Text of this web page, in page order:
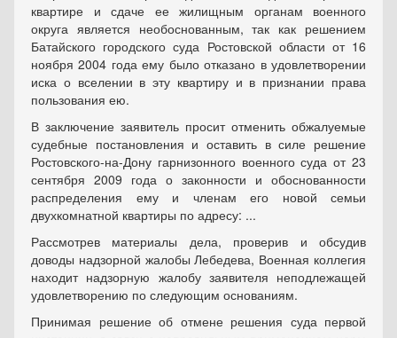
квартире и сдаче ее жилищным органам военного
округа является необоснованным, так как решением
Батайского городского суда Ростовской области от 16
ноября 2004 года ему было отказано в удовлетворении
иска о вселении в эту квартиру и в признании права
пользования ею.
В заключение заявитель просит отменить обжалуемые
судебные постановления и оставить в силе решение
Ростовского-на-Дону гарнизонного военного суда от 23
сентября 2009 года о законности и обоснованности
распределения ему и членам его новой семьи
двухкомнатной квартиры по адресу: ...
Рассмотрев материалы дела, проверив и обсудив
доводы надзорной жалобы Лебедева, Военная коллегия
находит надзорную жалобу заявителя неподлежащей
удовлетворению по следующим основаниям.
Принимая решение об отмене решения суда первой